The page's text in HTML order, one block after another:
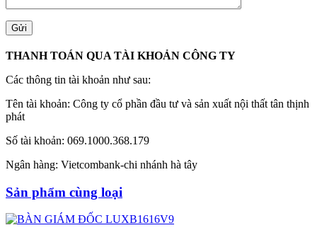
THANH TOÁN QUA TÀI KHOẢN CÔNG TY
Các thông tin tài khoản như sau:
Tên tài khoản: Công ty cổ phần đầu tư và sản xuất nội thất tân thịnh
phát
Số tài khoản: 069.1000.368.179
Ngân hàng: Vietcombank-chi nhánh hà tây
Sản phẩm cùng loại